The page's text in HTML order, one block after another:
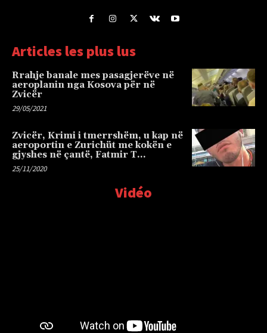
Articles les plus lus
Rrahje banale mes pasagjerëve në
aeroplanin nga Kosova për në
Zvicër
29/05/2021
Zvicër, Krimi i tmerrshëm, u kap në
aeroportin e Zurichüt me kokën e
gjyshes në çantë, Fatmir T…
25/11/2020
Vidéo